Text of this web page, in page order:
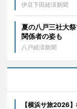
伊豆下田経済新聞
夏の八戸三社大
関係者の姿も
八戸経済新聞
【横浜サ旅2026